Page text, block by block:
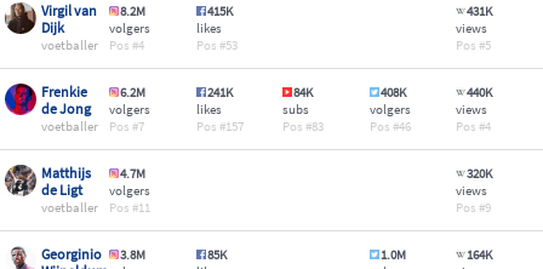
Virgil van
Dijk
voetballer
8.2M
volgers
4
415K
likes
53
431K
views
5
Frenkie
de Jong
voetballer
6.2M
volgers
7
241K
likes
157
84K
subs
83
408K
volgers
46
440K
views
4
Matthijs
de Ligt
voetballer
4.7M
volgers
11
320K
views
9
Georginio
3.8M
85K
1.0M
164K